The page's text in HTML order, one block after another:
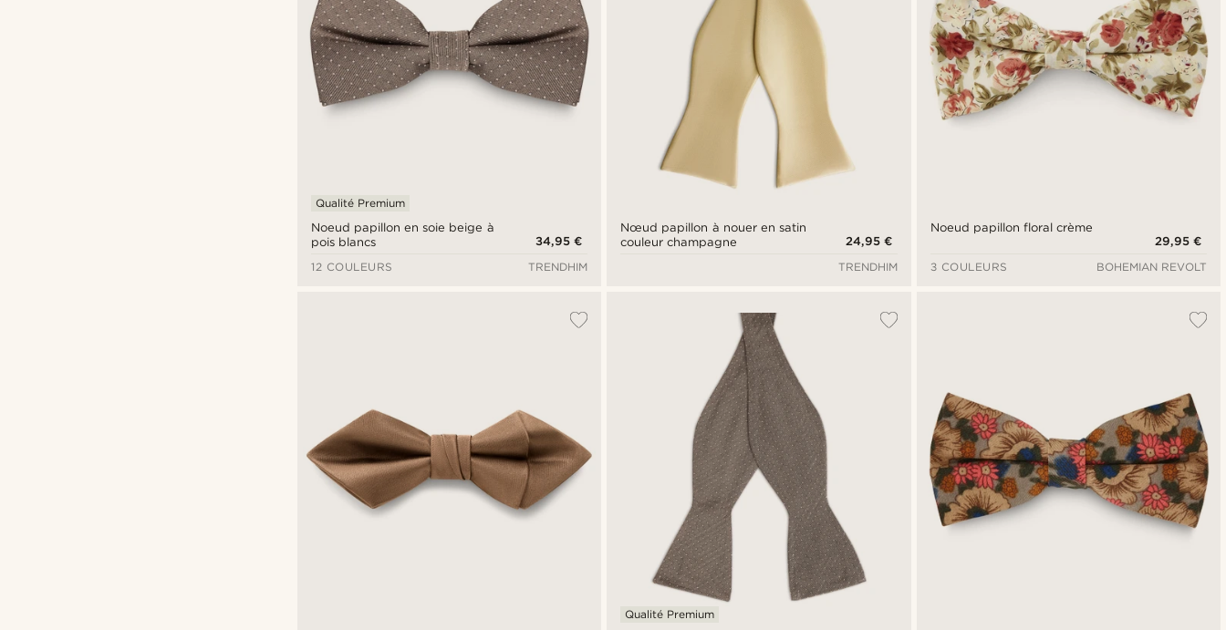
Noeud papillon en soie beige à
pois blancs
Qualité Premium
34,95 €
12 COULEURS
TRENDHIM
Nœud papillon à nouer en satin
couleur champagne
24,95 €
TRENDHIM
Noeud papillon floral crème
29,95 €
3 COULEURS
BOHEMIAN REVOLT
Qualité Premium